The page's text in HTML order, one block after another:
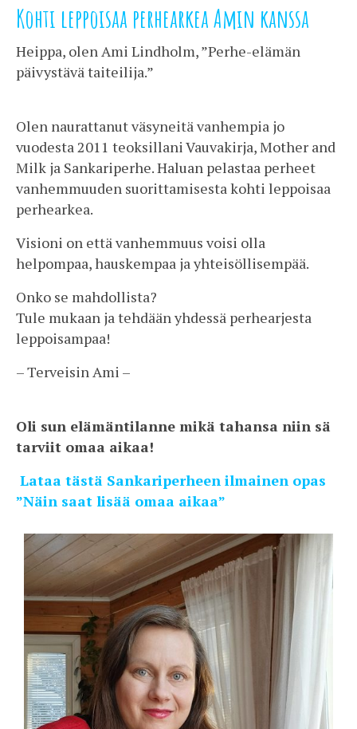
Kohti leppoisaa perhearkea Amin kanssa
Heippa, olen Ami Lindholm, ”Perhe-elämän
päivystävä taiteilija.”
Olen naurattanut väsyneitä vanhempia jo
vuodesta 2011 teoksillani Vauvakirja, Mother and
Milk ja Sankariperhe. Haluan pelastaa perheet
vanhemmuuden suorittamisesta kohti leppoisaa
perhearkea.
Visioni on että vanhemmuus voisi olla
helpompaa, hauskempaa ja yhteisöllisempää.
Onko se mahdollista?
Tule mukaan ja tehdään yhdessä perhearjesta
leppoisampaa!
– Terveisin Ami –
Oli sun elämäntilanne mikä tahansa niin sä
tarviit omaa aikaa!
Lataa tästä Sankariperheen ilmainen opas
”Näin saat lisää omaa aikaa”